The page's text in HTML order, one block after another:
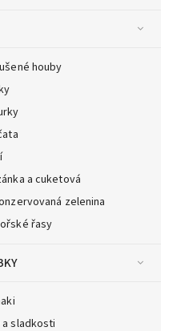
houby
a cuketová
zelenina
řasy
sladkosti